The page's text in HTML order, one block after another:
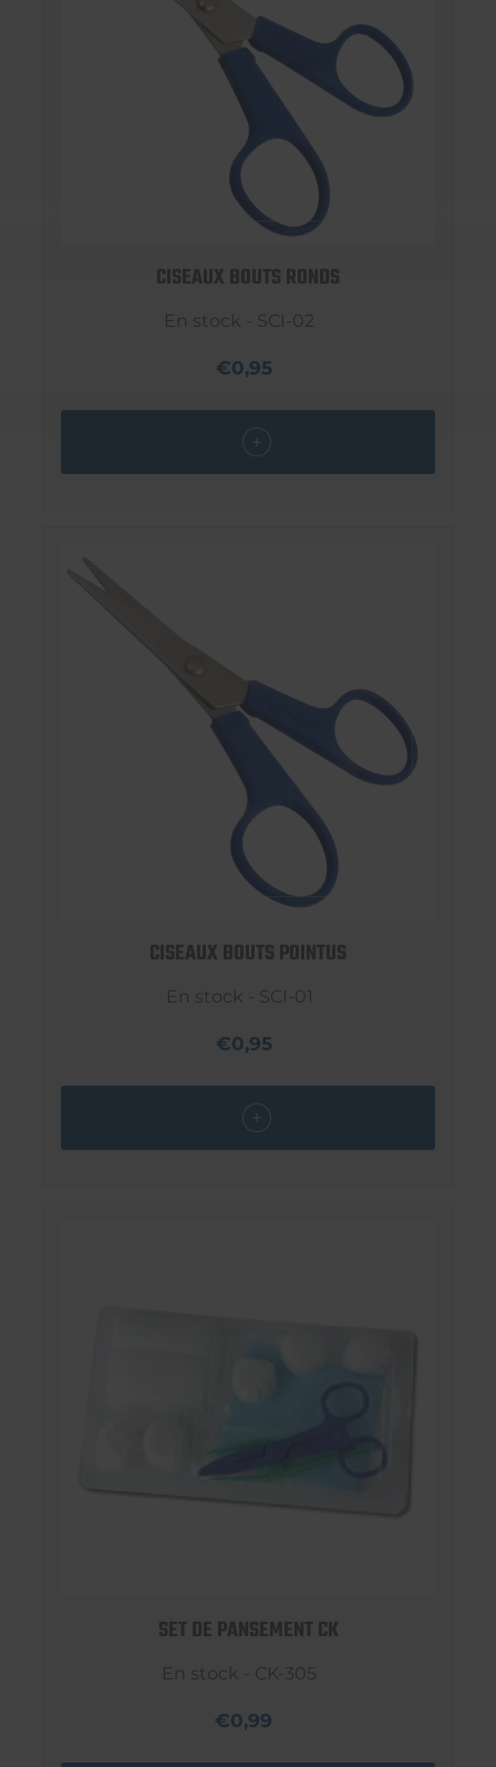
CISEAUX BOUTS RONDS
En stock - SCI-02
€0,95
CISEAUX BOUTS POINTUS
En stock - SCI-01
€0,95
SET DE PANSEMENT CK
En stock - CK-305
€0,99